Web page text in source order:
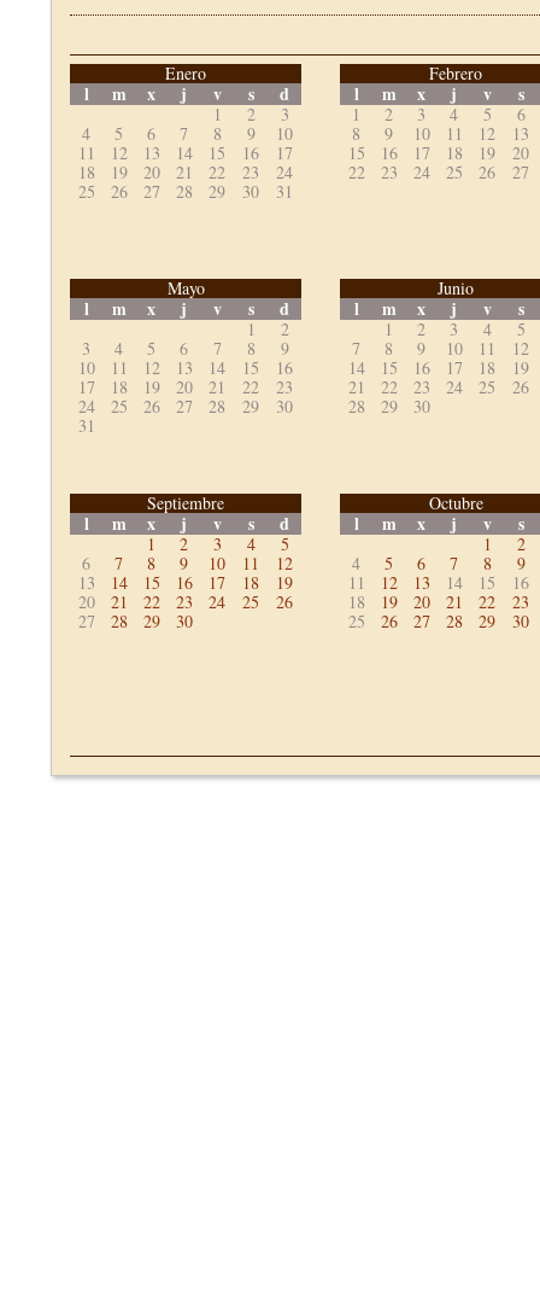
Enero
l m x j v s d
1 2
3
4
5 6 7 8 9
10
11
12 13 14 15 16
17
18
19 20 21 22 23
24
25
26 27 28 29 30 31
Febrero
l m x j v s
1 2 3 4 5
6
8
9 10 11 12
13
15
16 17 18 19
20
22
23 24 25 26 27
Mayo
l m x j v s d
1
2
3
4 5 6 7 8
9
10
11 12 13 14 15
16
17
18 19 20 21 22
23
24
25 26 27 28 29
30
31
Junio
l m x j v s
1 2 3 4
5
7
8 9 10 11
12
14
15 16 17 18
19
21
22 23 24 25
26
28
29 30
Septiembre
l m x j v s d
1 2 3 4
5
6
7 8 9 10 11
12
13
14 15 16 17 18
19
20
21 22 23 24 25
26
27
28 29 30
Octubre
l m x j v s
1
2
4
5 6 7 8
9
11
12 13 14 15
16
18
19 20 21 22
23
25
26 27 28 29 30